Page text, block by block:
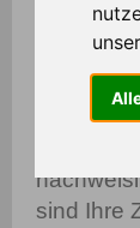
Das
sind Ihre